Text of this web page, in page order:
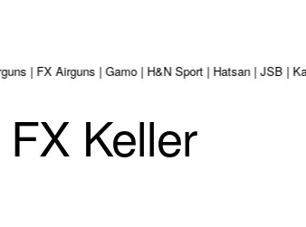
| FX Airguns | Gamo | H&N Sport | Hatsan | JSB |
FX Keller